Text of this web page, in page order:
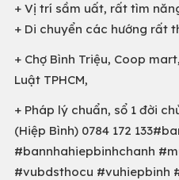
+ Vị trí sầm uất, rất tìm
+ Di chuyển các hướng rất
+ Chợ Bình Triệu, Coop
Luật TPHCM,
+ Pháp lý chuẩn, sổ 1 đời
(Hiệp Bình) 0784 172
#bannhahiepbinhchanh
#vubdsthocu #vuhiepbinh